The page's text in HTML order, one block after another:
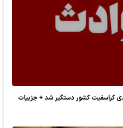
کراسفیت کشور دستگیر شد + جزییات